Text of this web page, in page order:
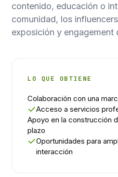
contenido, educación o
comunidad, los
exposición y engagement
LO QUE OBTIENE
Colaboración con una
Acceso a servicios
Apoyo en la construcción
plazo
Oportunidades para
interacción